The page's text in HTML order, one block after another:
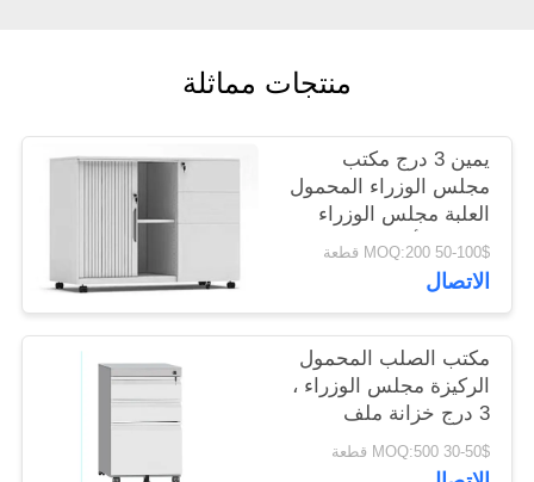
منتجات مماثلة
يمين 3 درج مكتب
مجلس الوزراء المحمول
العلبة مجلس الوزراء
اليسار الألماني Rehau
Tambour Door Cabinet
50-100$ MOQ:200 قطعة
الاتصال
مكتب الصلب المحمول
الركيزة مجلس الوزراء ،
3 درج خزانة ملف
المتداول
30-50$ MOQ:500 قطعة